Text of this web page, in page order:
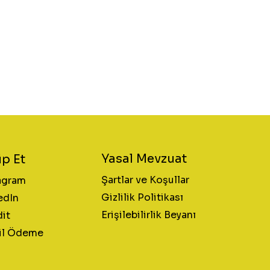
Yasal Mevzuat
Şartlar ve Koşullar
Gizlilik Politikası
Erişilebilirlik Beyanı
Et
Ödeme